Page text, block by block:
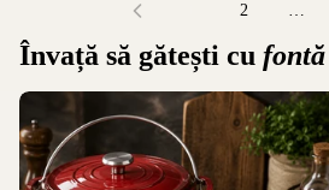
2 …
Învață să gătești cu fontă
Set de Vase din Fontă: Ce Conține, Cum
Alegi și De Ce Este Cadoul Ideal